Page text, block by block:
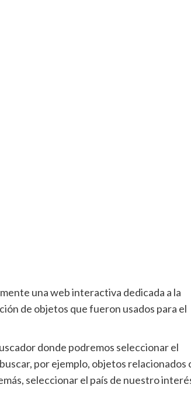
una web interactiva dedicada a la
de objetos que fueron usados para el
donde podremos seleccionar el
por ejemplo, objetos relacionados
seleccionar el país de nuestro